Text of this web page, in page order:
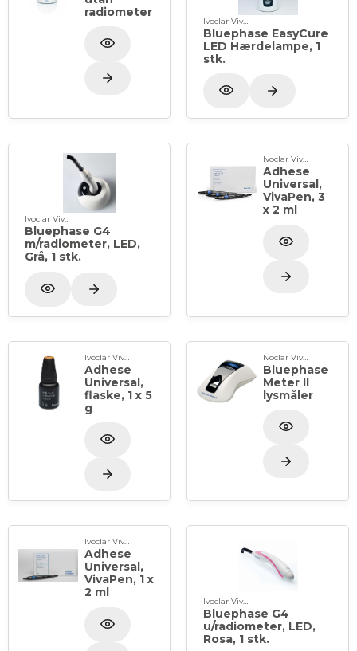
radiometer
Ivoclar Vivadent
Bluephase EasyCure
LED Hærdelampe, 1
stk.
Ivoclar Vivadent
Bluephase G4
m/radiometer, LED,
Grå, 1 stk.
Ivoclar Vivadent
Adhese
Universal,
VivaPen, 3
x 2 ml
Ivoclar Vivadent
Adhese
Universal,
flaske, 1 x 5
g
Ivoclar Vivadent
Bluephase
Meter II
lysmåler
Ivoclar Vivadent
Adhese
Universal,
VivaPen, 1 x
2 ml
Ivoclar Vivadent
Bluephase G4
u/radiometer, LED,
Rosa, 1 stk.